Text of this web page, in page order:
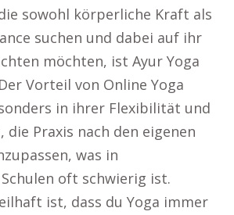
sowohl körperliche Kraft als
suchen und dabei auf ihr
möchten, ist Ayur Yoga
Vorteil von Online Yoga
in ihrer Flexibilität und
Praxis nach den eigenen
was in
oft schwierig ist.
ist, dass du Yoga immer